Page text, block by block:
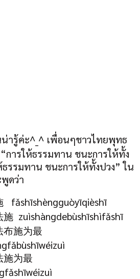
ารู้ค่ะ^_^ เพื่อนๆชาวไทยพุทธ
การให้ธรรมทาน ชนะการให้ทั้ง
รรมทาน ชนะการให้ทั้งปวง” ใน
ดว่า
fǎshīshèngguòyīqièshī
施 zuìshàngdebùshīshìfǎshī
布施为最
施为最